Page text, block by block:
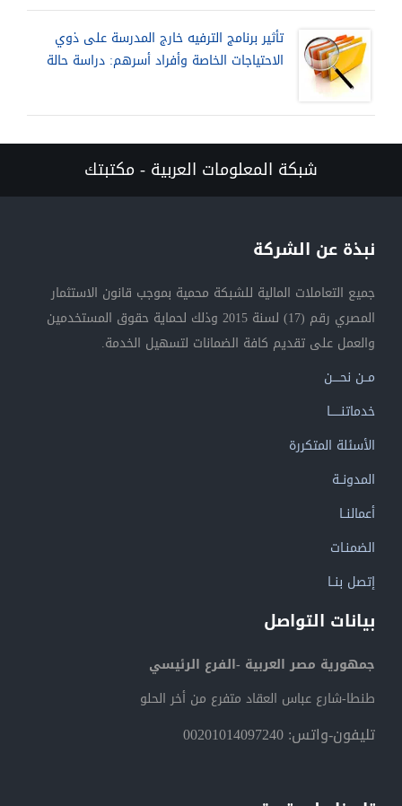
تأثير برنامج الترفيه خارج المدرسة على ذوي
الاحتياجات الخاصة وأفراد أسرهم: دراسة حالة
شبكة المعلومات العربية - مكتبتك
نبذة عن الشركة
جميع التعاملات المالية للشبكة محمية بموجب قانون الاستثمار
المصري رقم (17) لسنة 2015 وذلك لحماية حقوق المستخدمين
والعمل على تقديم كافة الضمانات لتسهيل الخدمة.
مــن نحــــن
خدماتنــــــا
الأسئلة المتكررة
المدونــة
أعمالنــا
الضمنـات
إتصل بنــا
بيانات التواصل
جمهورية مصر العربية -الفرع الرئيسي
طنطا-شارع عباس العقاد متفرع من أخر الحلو
تليفون-واتس: 00201014097240